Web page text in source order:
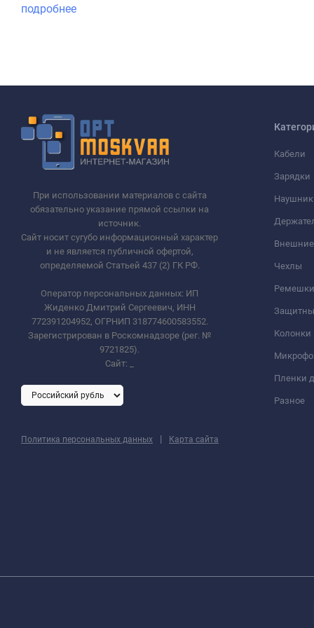
подробнее
При использовании материалов с сайта
обязательно указание прямой ссылки на
источник.
Сайт носит сугубо информационный характер
и не является публичной офертой,
определяемой Статьей 437 (2) ГК РФ.
Оператор персональных данных: ИП
Жиденко Дмитрий Сергеевич, ИНН
772391204952, ОГРНИП 318774600583552.
Зарегистрирован в Роскомнадзоре (рег. №
9721825).
Сайт:
Политика персональных данных | Карта сайта
Кабели
Зарядки
Чехлы
Ремешки
Колонки
Пленки
Разное